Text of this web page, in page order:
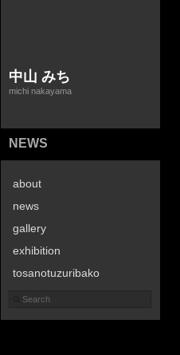
中山 みち
michi nakayama
NEWS
about
news
gallery
exhibition
tosanotuzuribako
contact